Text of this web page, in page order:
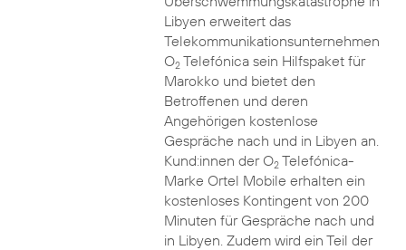
Libyen erweitert das
Telekommunikationsunternehmen
O2Telefónica sein Hilfspaket für
Marokko und bietet den
Betroffenen und deren
Angehörigen kostenlose
Gespräche nach und in Libyen an.
Kund:innen der O2Telefónica-
Marke Ortel Mobile erhalten ein
kostenloses Kontingent von 200
Minuten für Gespräche nach und
in Libyen. Zudem wird ein Teil der